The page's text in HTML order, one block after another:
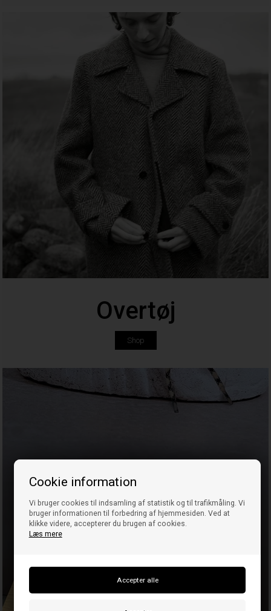
Cookie information
Vi bruger cookies til indsamling af statistik og til trafikmåling. Vi
bruger informationen til forbedring af hjemmesiden. Ved at
klikke videre, accepterer du brugen af cookies.
Læs mere
Overtøj
Shop